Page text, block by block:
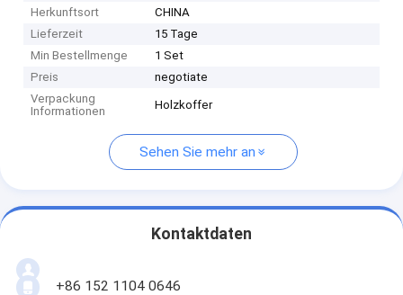
Herkunftsort
CHINA
Lieferzeit
15 Tage
Min Bestellmenge
1 Set
Preis
negotiate
Verpackung
Informationen
Holzkoffer
Sehen Sie mehr an
Kontaktdaten
+86 152 1104 0646